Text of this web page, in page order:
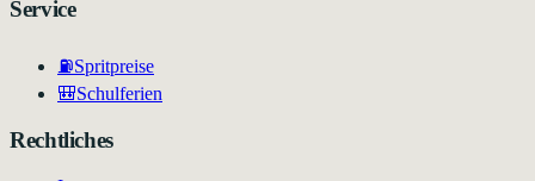
Service
⛽Spritpreise
🎒Schulferien
Rechtliches